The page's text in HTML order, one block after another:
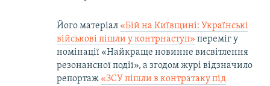
Його матеріал «Бій на Київщині: Українські
військові пішли у контрнаступ» переміг у
номінації «Найкраще новинне висвітлення
резонансної події», а згодом журі відзначило
репортаж «ЗСУ пішли в контратаку під